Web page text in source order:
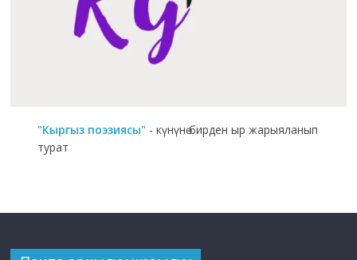
"Кыргыз поэзиясы" - күнүнө бирден ыр жарыяланып
турат